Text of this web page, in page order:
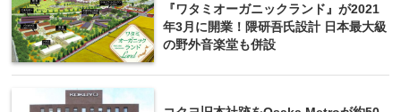
『ワタミオーガニックランド』が2021
年3月に開業！隈研吾氏設計 日本最大級
の野外音楽堂も併設